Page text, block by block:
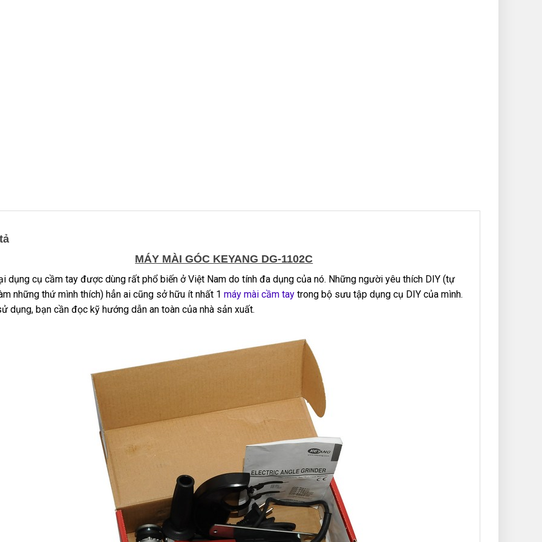
MÁY MÀI GÓC KEYANG DG-1102C
dụng cụ cầm tay được dùng rất phổ biến ở Việt Nam do tính đa dụng của nó. Những người yêu thích DIY (tự
những thứ mình thích) hẳn ai cũng sở hữu ít nhất 1 máy mài cầm taytrong bộ sưu tập dụng cụ DIY của mình.
dụng, bạn cần đọc kỹ hướng dẫn an toàn của nhà sản xuất.